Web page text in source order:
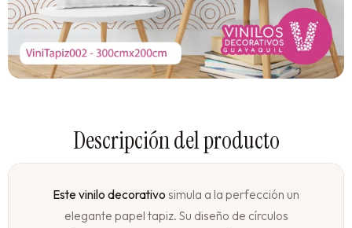
Este vinilo decorativo simula a la perfección un
elegante papel tapiz. Su diseño de círculos